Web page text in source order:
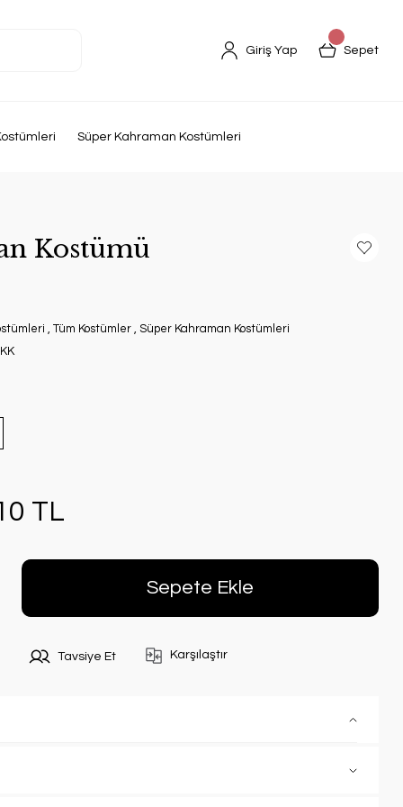
Giriş Yap Sepet
Süper Kahraman Kostümleri
Kostümü
, Tüm Kostümler , Süper Kahraman Kostümleri
TL
Sepete Ekle
Tavsiye Et Karşılaştır